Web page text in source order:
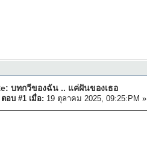
บทกวีของฉัน .. แค่ฝันของเธอ
ตอบ #1 เมื่อ: 19 ตุลาคม 2025, 09:25:PM »